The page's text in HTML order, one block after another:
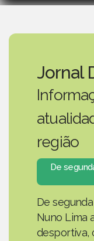
Jornal
região
De
De
Nuno Lima
desportiva,